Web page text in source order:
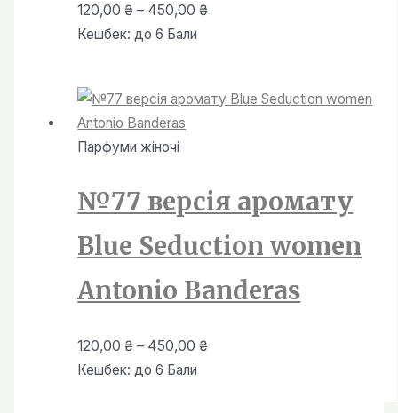
120,00₴ – 450,00₴
до
Кешбек: до 6 Бали
Парфуми жiночi
№77 версія аромату
Blue Seduction women
Antonio Banderas
120,00₴ – 450,00₴
Кешбек: до 6 Бали